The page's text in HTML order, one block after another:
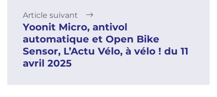
Article suivant
Yoonit Micro, antivol
automatique et Open Bike
Sensor, L’Actu Vélo, à vélo ! du 11
avril 2025